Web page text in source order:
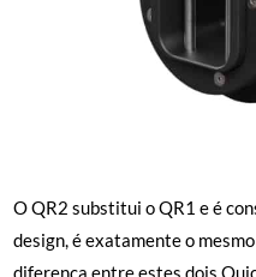
O QR2 substitui o QR1 e é
design, é exatamente o
diferença entre estes dois